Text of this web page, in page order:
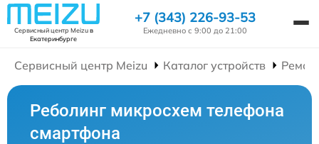
Сервисный центр Meizuв
Екатеринбурге
+7 (343) 226-93-53
Ежедневно с 9:00 до 21:00
Сервисный центр Meizu Каталог устройств
Реболинг микросхем телефона
смартфона